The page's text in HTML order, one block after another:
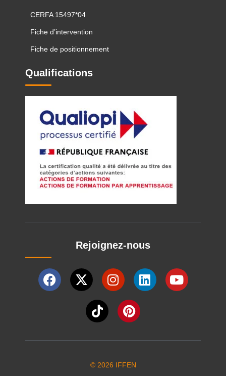
CERFA 15497*04
Fiche d’intervention
Fiche de positionnement
Qualifications
Rejoignez-nous
© 2026 IFFEN